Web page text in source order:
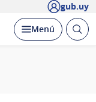
gub.uy
Desplegar
Menú Abrir